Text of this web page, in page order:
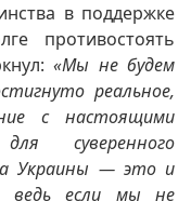
в поддержке
противостоять
«Мы не будем
реальное,
с настоящими
суверенного
Украины — это и
ведь если мы не